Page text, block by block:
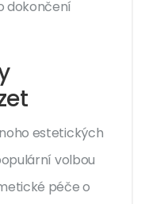
dokončení
estetických
volbou
péče o